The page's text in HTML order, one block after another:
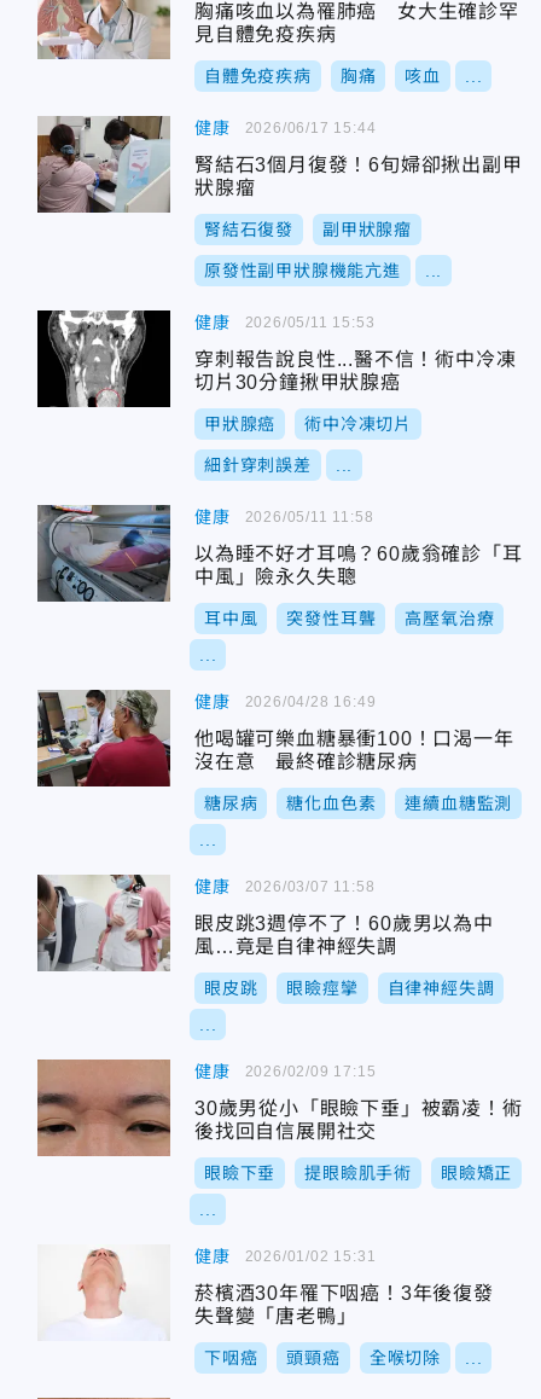
胸痛咳血以為罹肺癌 女大生確診罕
見自體免疫疾病
自體免疫疾病 胸痛 咳血
健康
腎結石3個月復發！6旬婦卻揪出副甲
狀腺瘤
腎結石復發 副甲狀腺瘤
原發性副甲狀腺機能亢進
2026/06/17 15:44
健康
穿刺報告說良性...醫不信！術中冷凍
切片30分鐘揪甲狀腺癌
甲狀腺癌 術中冷凍切片
細針穿刺誤差
2026/05/11 15:53
健康
以為睡不好才耳鳴？60歲翁確診「耳
中風」險永久失聰
耳中風 突發性耳聾 高壓氧治療
2026/05/11 11:58
健康
他喝罐可樂血糖暴衝100！口渴一年
沒在意 最終確診糖尿病
糖尿病 糖化血色素 連續血糖監測
2026/04/28 16:49
健康
眼皮跳3週停不了！60歲男以為中
風…竟是自律神經失調
眼皮跳 眼瞼痙攣 自律神經失調
2026/03/07 11:58
健康
30歲男從小「眼瞼下垂」被霸凌！術
後找回自信展開社交
眼瞼下垂 提眼瞼肌手術 眼瞼矯正
2026/02/09 17:15
健康
菸檳酒30年罹下咽癌！3年後復發
失聲變「唐老鴨」
下咽癌 頭頸癌 全喉切除
2026/01/02 15:31